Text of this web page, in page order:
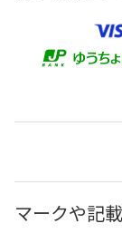
マークや記